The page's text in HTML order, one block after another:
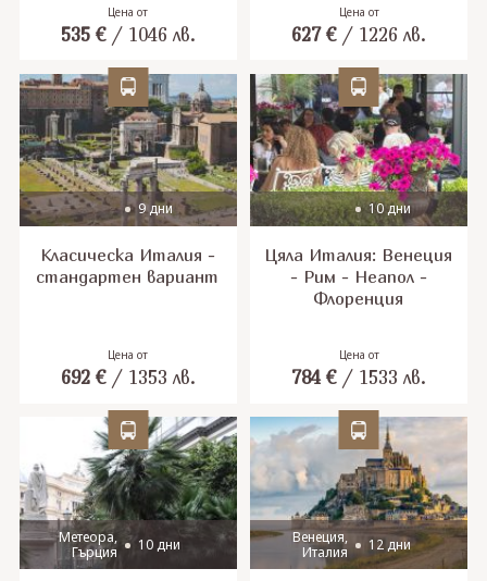
Цена от
535 €/ 1046 лв.
Цена от
627 €/ 1226 лв.
9 дни
Класическа Италия -
стандартен вариант
Цена от
692 €/ 1353 лв.
10 дни
Цяла Италия: Венеция
- Рим - Неапол -
Флоренция
Цена от
784 €/ 1533 лв.
Метеора,
Гърция
10 дни
Венеция,
Италия
12 дни